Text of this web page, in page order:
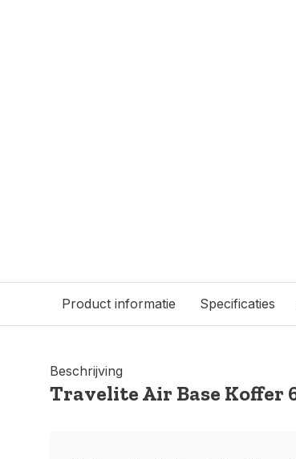
Product informatie Specificaties
Beschrijving
Travelite Air Base Koffer